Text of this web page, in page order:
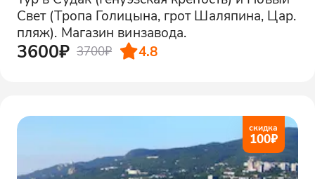
Свет (Тропа Голицына, грот Шаляпина, Цар.
пляж). Магазин винзавода.
3600₽ 3700₽ 4.8
скидка
100₽